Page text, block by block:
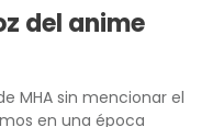
del anime
MHA sin mencionar el
en una época